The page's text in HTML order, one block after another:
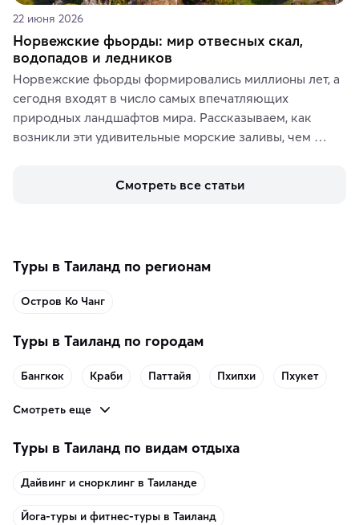
22 июня 2026
Норвежские фьорды: мир отвесных скал,
водопадов и ледников
Норвежские фьорды формировались миллионы лет, а
сегодня входят в число самых впечатляющих
природных ландшафтов мира. Рассказываем, как
возникли эти удивительные морские заливы, чем
включить в маршрут по Норвегии.
Смотреть все статьи
Туры в Таиланд по регионам
Остров Ко Чанг
Туры в Таиланд по городам
Бангкок Краби Паттайя Пхипхи Пхукет
Смотреть еще
Туры в Таиланд по видам отдыха
Дайвинг и снорклинг в Таиланде
Йога-туры и фитнес-туры в Таиланд